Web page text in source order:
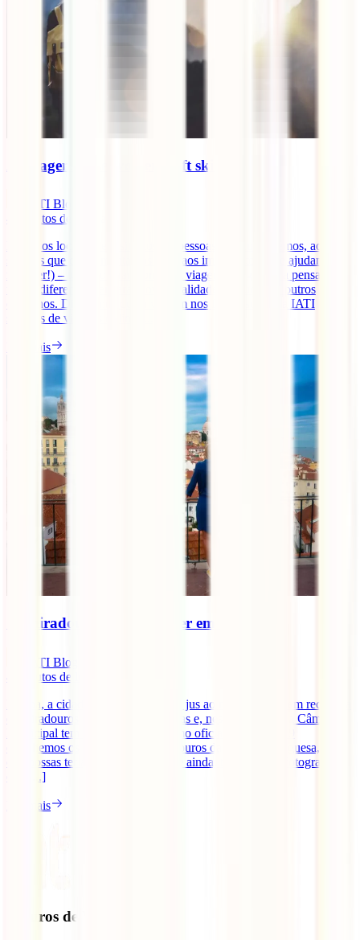
As viagens desenvolvem soft skills?
IATI Blog
minutos de leitura
Desde os locais que visitamos, às pessoas que conhecemos, aos
sabores que experimentamos e até aos imprevistos (que ajudamos a
resolver!) – tudo nos transforma. A viagem obriga-nos a pensar de
forma diferente, a encarar novas realidades, soluções e outros
caminhos. Dizem-nos que a viagem nos faz crescer. E a IATI
seguros de viagens online [...]
Ler mais
10 miradouros a não perder em Lisboa
IATI Blog
minutos de leitura
Lisboa, a cidade das 7 Colinas, faz jus ao nome e está bem recheada
de miradouros com vistas fantásticas e, neste momento, a Câmara
Municipal tem 19 deles eleitos como oficiais. E destes 19
escolhemos os 10 melhores Miradouros da capital portuguesa, para
que possas ter as melhores vistas, e ainda, tirar aquelas fotografias
que [...]
Ler mais
Seguros de Viagem